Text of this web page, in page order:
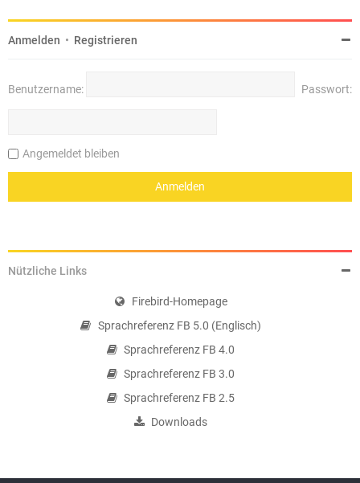
Anmelden • Registrieren
Benutzername: Passwort:
Angemeldet bleiben
Nützliche Links
Firebird-Homepage
Sprachreferenz FB 5.0 (Englisch)
Sprachreferenz FB 4.0
Sprachreferenz FB 3.0
Sprachreferenz FB 2.5
Downloads